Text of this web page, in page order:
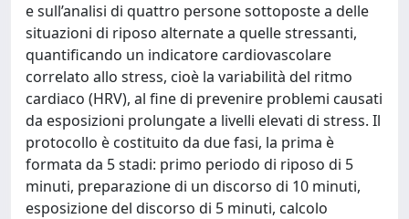
e sull’analisi di quattro persone sottoposte a delle
situazioni di riposo alternate a quelle stressanti,
quantificando un indicatore cardiovascolare
correlato allo stress, cioè la variabilità del ritmo
cardiaco (HRV), al fine di prevenire problemi causati
da esposizioni prolungate a livelli elevati di stress. Il
protocollo è costituito da due fasi, la prima è
formata da 5 stadi: primo periodo di riposo di 5
minuti, preparazione di un discorso di 10 minuti,
esposizione del discorso di 5 minuti, calcolo